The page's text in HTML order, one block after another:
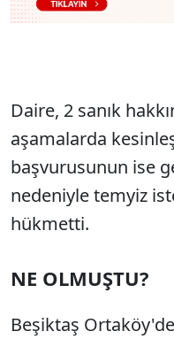
Daire, 2 sanık
aşamalarda
başvurusunun ise
nedeniyle temyiz
hükmetti.
NE OLMUŞTU?
Beşiktaş